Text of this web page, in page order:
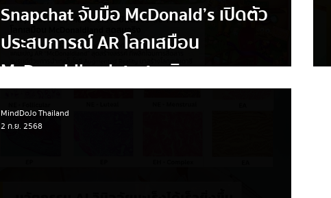
Snapchat จับมือ McDonald’s เปิดตัว
ประสบการณ์ AR โลกเสมือน
McDonaldland สุดสมจริง
MindDoJo Thailand
2 ก.ย. 2568